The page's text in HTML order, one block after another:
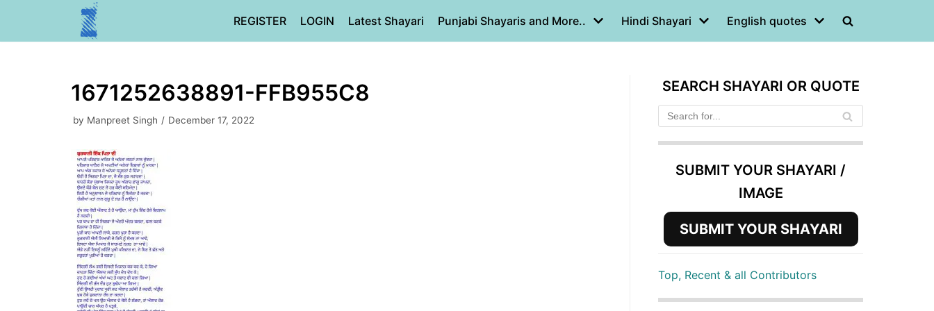
REGISTER LOGIN Latest Shayari Punjabi Shayaris and More.. Hindi Shayari English quotes
1671252638891-FFB955C8
by Manpreet Singh December 17, 2022
SEARCH SHAYARI OR QUOTE
SUBMIT YOUR SHAYARI /
IMAGE
SUBMIT YOUR SHAYARI
Top, Recent & all Contributors